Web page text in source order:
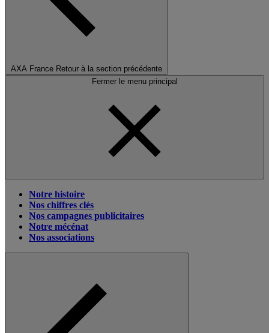
AXA France Retour à la section précédente
Fermer le menu principal
Notre histoire
Nos chiffres clés
Nos campagnes publicitaires
Notre mécénat
Nos associations